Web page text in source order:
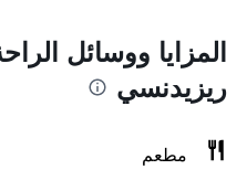
المزايا ووسائل
ريزيدنسي
مطعم